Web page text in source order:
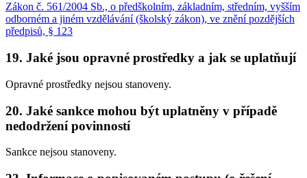
Zákon č. 561/2004 Sb., o předškolním, základním, středním, vyšším
odborném a jiném vzdělávání (školský zákon), ve znění pozdějších
předpisů, § 123
19. Jaké jsou opravné prostředky a jak se uplatňují
Opravné prostředky nejsou stanoveny.
20. Jaké sankce mohou být uplatněny v případě
nedodržení povinností
Sankce nejsou stanoveny.